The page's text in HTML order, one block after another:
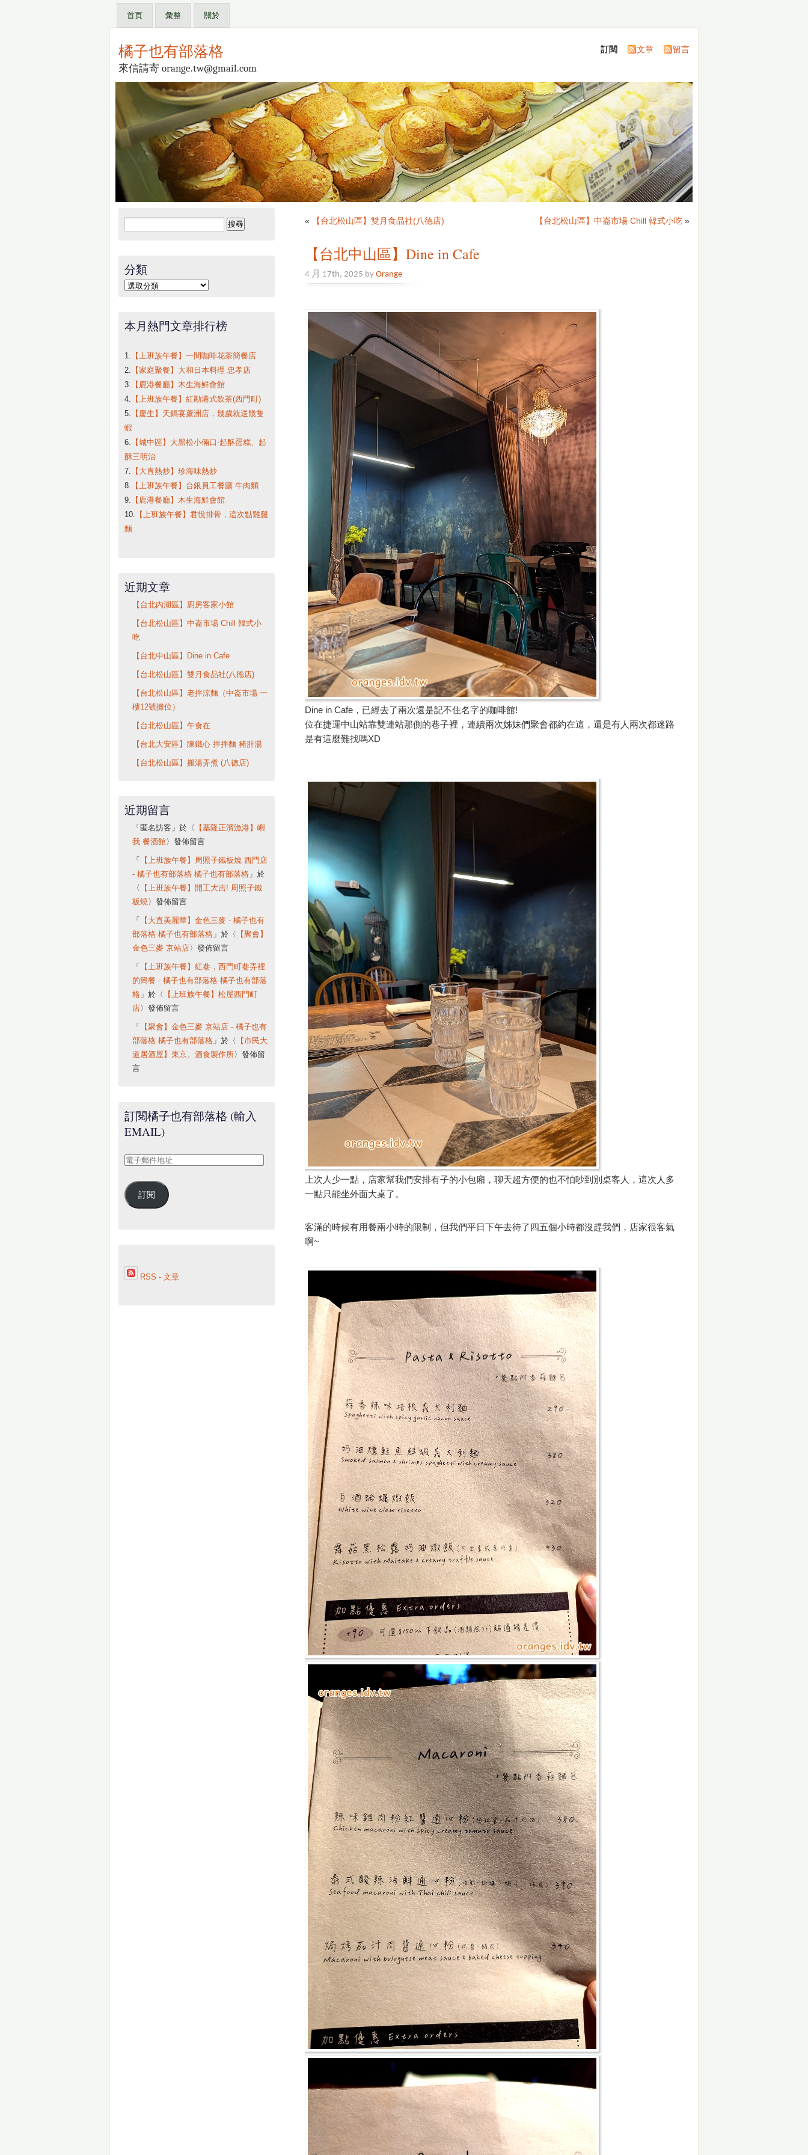
首頁 彙整 關於
橘子也有部落格
來信請寄 orange.tw@gmail.com
訂閱 文章 留言
« 【台北松山區】雙月食品社(八德店) 【台北松山區】中崙市場 Chill 韓式小吃 »
【台北中山區】Dine in Cafe
4 月 17th, 2025 byOrange
Dine in Cafe，已經去了兩次還是記不住名字的咖啡館!
位在捷運中山站靠雙連站那側的巷子裡，連續兩次姊妹們聚會都約在這，還是有人兩次都迷路
是有這麼難找嗎XD
上次人少一點，店家幫我們安排有子的小包廂，聊天超方便的也不怕吵到別桌客人，這次人多
一點只能坐外面大桌了。
客滿的時候有用餐兩小時的限制，但我們平日下午去待了四五個小時都沒趕我們，店家很客氣
啊~
搜
尋
字:
分類
分
本月熱門文章排行榜
1. 【上班族午餐】一間咖啡花茶簡餐店
2. 【家庭聚餐】大和日本料理 忠孝店
3. 【鹿港餐廳】木生海鮮會館
4. 【上班族午餐】紅勘港式飲茶(西門町)
5. 【慶生】天鍋宴蘆洲店，幾歲就送幾隻
蝦
6. 【城中區】大黑松小倆口-起酥蛋糕、起
酥三明治
7. 【大直熱炒】珍海味熱炒
8. 【上班族午餐】台銀員工餐廳 牛肉麵
9. 【鹿港餐廳】木生海鮮會館
10. 【上班族午餐】君悅排骨，這次點雞腿
麵
近期文章
【台北內湖區】廚房客家小館
【台北松山區】中崙市場 Chill 韓式小
吃
【台北中山區】Dine in Cafe
【台北松山區】雙月食品社(八德店)
【台北松山區】老拌涼麵（中崙市場 一
樓12號攤位）
【台北松山區】午食在
【台北大安區】陳鐵心 拌拌麵 豬肝湯
【台北松山區】搬湯弄煮 (八德店)
近期留言
「 匿名訪客 」於〈
【基隆正濱漁港】嶼
我 餐酒館〉發佈留言
「
【上班族午餐】周照子鐵板燒 西門店
- 橘子也有部落格 橘子也有部落格」於
〈
【上班族午餐】開工大吉! 周照子鐵
板燒〉發佈留言
「
【大直美麗華】金色三麥 - 橘子也有
部落格 橘子也有部落格」於〈
【聚會】
金色三麥 京站店 〉發佈留言
「
【上班族午餐】紅巷，西門町巷弄裡
的簡餐 - 橘子也有部落格 橘子也有部落
格」於〈
【上班族午餐】松屋西門町
店 〉發佈留言
「
【聚會】金色三麥 京站店 - 橘子也有
部落格 橘子也有部落格」於〈
【市民大
道居酒屋】東京。酒食製作所〉發佈留
言
訂閱橘子也有部落格 (輸入
EMAIL)
電
郵
件
訂閱
RSS - 文章